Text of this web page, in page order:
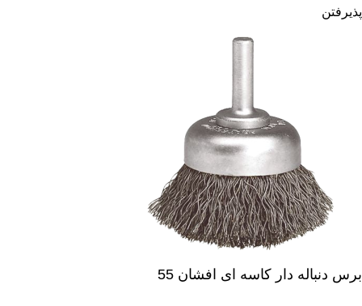
پذیرفتن
برس دنباله دار کاسه ای افشان 55